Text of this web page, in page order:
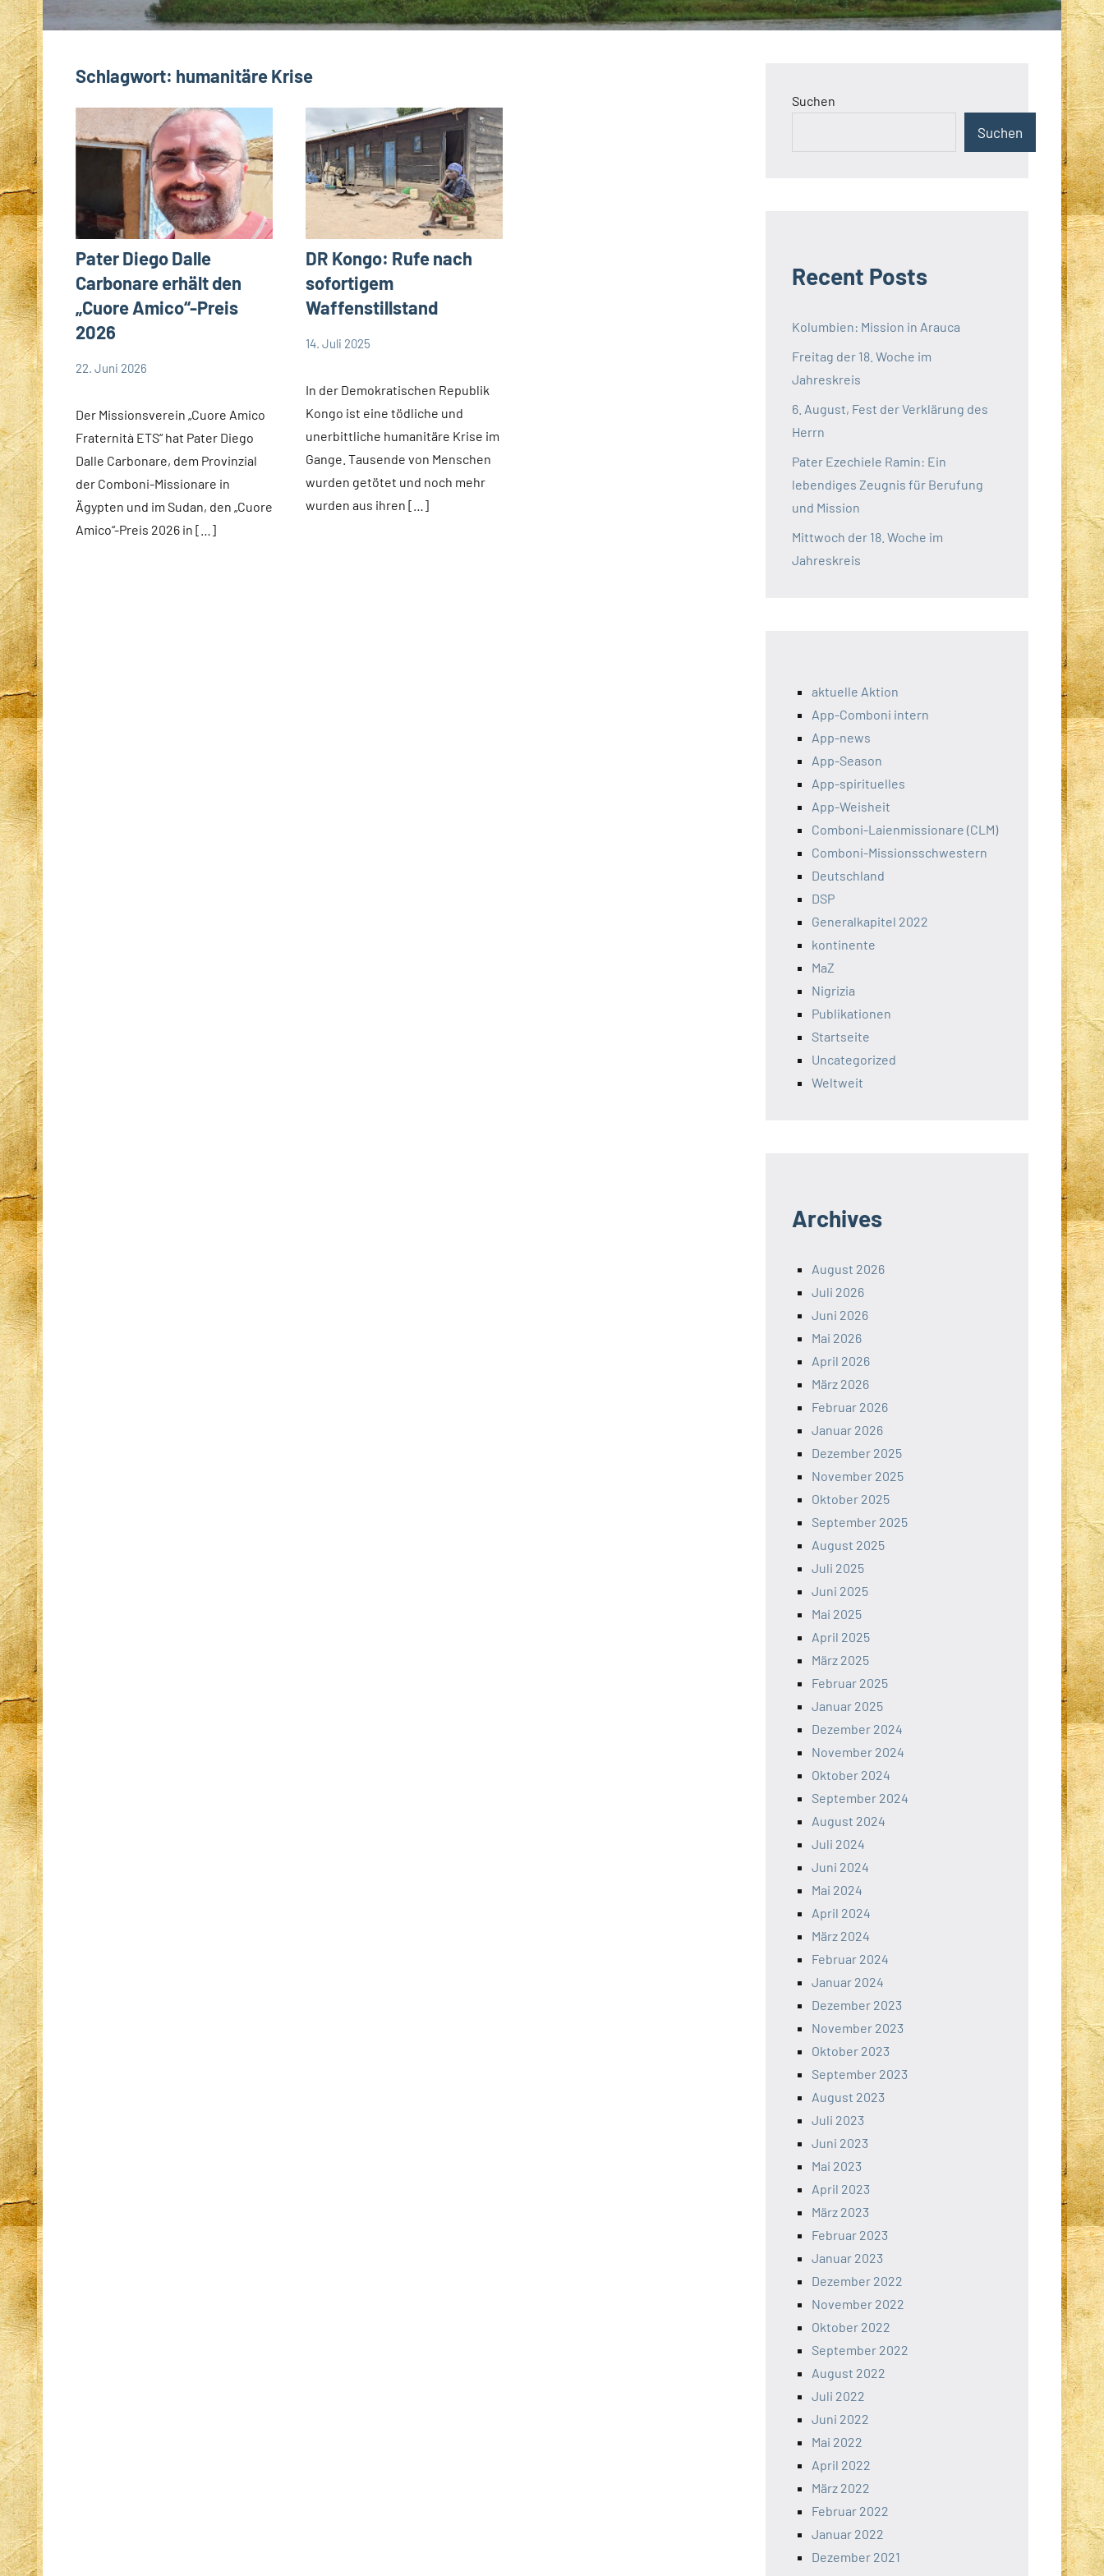
Schlagwort: humanitäre Krise
Pater Diego Dalle
Carbonare erhält den
„Cuore Amico“-Preis
2026
22. Juni 2026
Der Missionsverein „Cuore Amico
Fraternità ETS“ hat Pater Diego
Dalle Carbonare, dem Provinzial
der Comboni-Missionare in
Ägypten und im Sudan, den „Cuore
Amico“-Preis 2026 in […]
DR Kongo: Rufe nach
sofortigem
Waffenstillstand
14. Juli 2025
In der Demokratischen Republik
Kongo ist eine tödliche und
unerbittliche humanitäre Krise im
Gange. Tausende von Menschen
wurden getötet und noch mehr
wurden aus ihren […]
Suchen
Suchen
Recent Posts
Kolumbien: Mission in Arauca
Freitag der 18. Woche im
Jahreskreis
6. August, Fest der Verklärung des
Herrn
Pater Ezechiele Ramin: Ein
lebendiges Zeugnis für Berufung
und Mission
Mittwoch der 18. Woche im
Jahreskreis
aktuelle Aktion
App-Comboni intern
App-news
App-Season
App-spirituelles
App-Weisheit
Comboni-Laienmissionare (CLM)
Comboni-Missionsschwestern
Deutschland
DSP
Generalkapitel 2022
kontinente
MaZ
Nigrizia
Publikationen
Startseite
Uncategorized
Weltweit
Archives
August 2026
Juli 2026
Juni 2026
Mai 2026
April 2026
März 2026
Februar 2026
Januar 2026
Dezember 2025
November 2025
Oktober 2025
September 2025
August 2025
Juli 2025
Juni 2025
Mai 2025
April 2025
März 2025
Februar 2025
Januar 2025
Dezember 2024
November 2024
Oktober 2024
September 2024
August 2024
Juli 2024
Juni 2024
Mai 2024
April 2024
März 2024
Februar 2024
Januar 2024
Dezember 2023
November 2023
Oktober 2023
September 2023
August 2023
Juli 2023
Juni 2023
Mai 2023
April 2023
März 2023
Februar 2023
Januar 2023
Dezember 2022
November 2022
Oktober 2022
September 2022
August 2022
Juli 2022
Juni 2022
Mai 2022
April 2022
März 2022
Februar 2022
Januar 2022
Dezember 2021